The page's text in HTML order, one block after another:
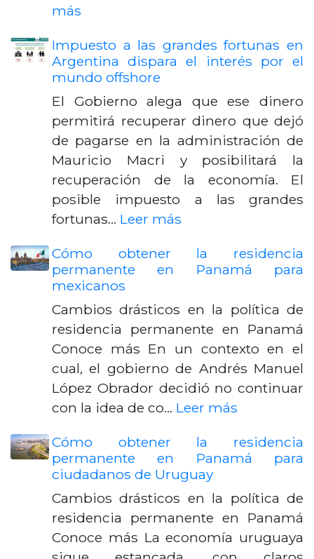
más
Impuesto a las grandes fortunas en
Argentina dispara el interés por el
mundo offshore
El Gobierno alega que ese dinero
permitirá recuperar dinero que dejó
de pagarse en la administración de
Mauricio Macri y posibilitará la
recuperación de la economía. El
posible impuesto a las grandes
fortunas… Leer más
Cómo obtener la residencia
permanente en Panamá para
mexicanos
Cambios drásticos en la política de
residencia permanente en Panamá
Conoce más En un contexto en el
cual, el gobierno de Andrés Manuel
López Obrador decidió no continuar
con la idea de co… Leer más
Cómo obtener la residencia
permanente en Panamá para
ciudadanos de Uruguay
Cambios drásticos en la política de
residencia permanente en Panamá
Conoce más La economía uruguaya